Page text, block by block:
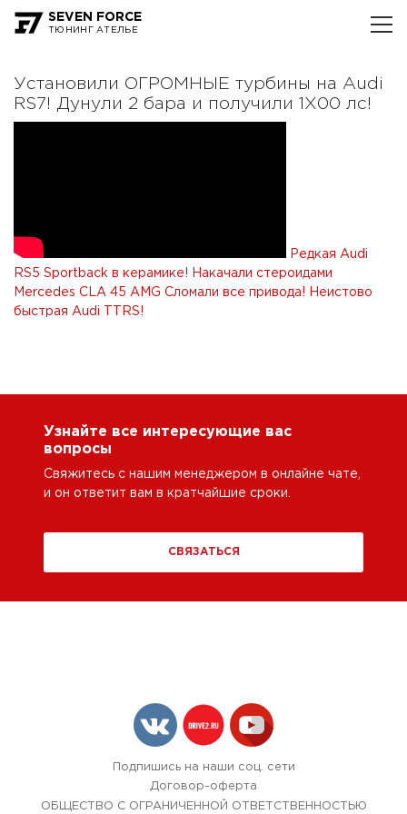
SEVEN FORCE
ТЮНИНГ АТЕЛЬЕ
Установили ОГРОМНЫЕ турбины на Audi
RS7! Дунули 2 бара и получили 1Х00 лс!
Редкая Audi
RS5 Sportback в керамике! Накачали стероидами
Mercedes CLA 45 AMG Сломали все привода! Неистово
быстрая Audi TTRS!
Узнайте все интересующие вас
вопросы
Свяжитесь с нашим менеджером в онлайне чате,
и он ответит вам в кратчайшие сроки.
СВЯЗАТЬСЯ
Подпишись на наши соц. сети
Договор-оферта
ОБЩЕСТВО С ОГРАНИЧЕННОЙ ОТВЕТСТВЕННОСТЬЮ